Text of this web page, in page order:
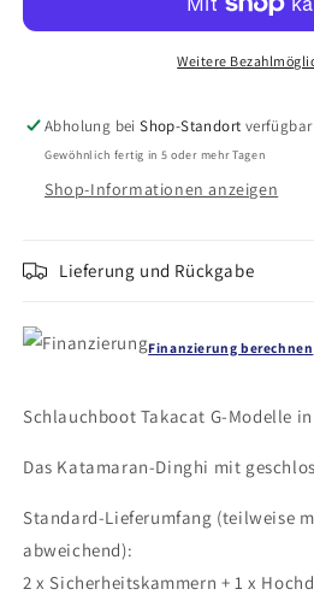
Modelle
Modelle
Weitere
Abholung beiShop-Standort verfügbar
Gewöhnlich fertig in 5 oder mehr Tagen
Shop-Informationen anzeigen
Lieferung und Rückgabe
Finanzierung berechnen
Schlauchboot Takacat G-Modelle in
Das Katamaran-Dinghi mit
Standard-Lieferumfang (teilweise
abweichend):
2 x Sicherheitskammern + 1 x